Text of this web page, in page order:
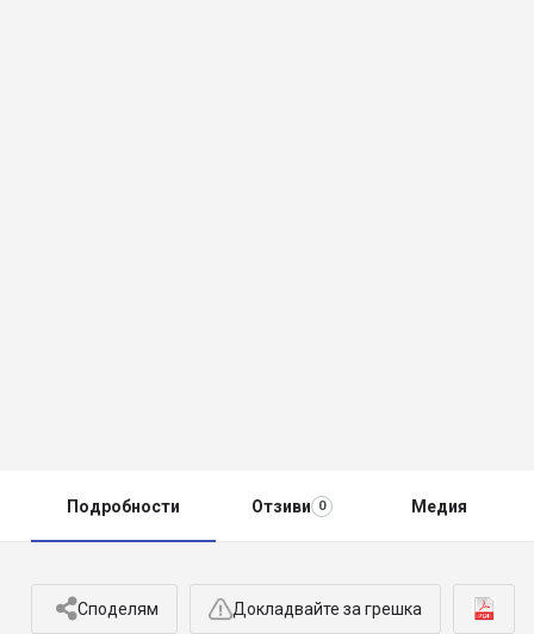
Подробности Отзиви 0 Медия
Споделям Докладвайте за грешка